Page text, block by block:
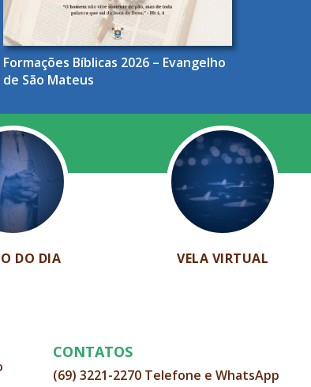
Formações Bíblicas 2026 – Evangelho
de São Mateus
DO DIA VELA VIRTUAL
CONTATOS
(69) 3221-2270 Telefone e WhatsApp